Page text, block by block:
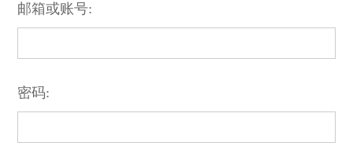
邮箱或账号:
密码: